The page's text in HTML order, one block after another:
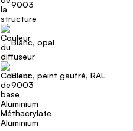
9003
Blanc, opal
Blanc, peint gaufré, RAL
9003
Aluminium
Méthacrylate
Aluminium